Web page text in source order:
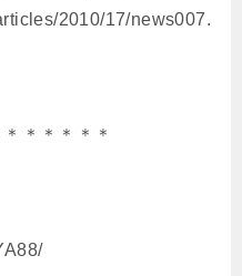
2010/17/news007.
＊＊＊＊＊